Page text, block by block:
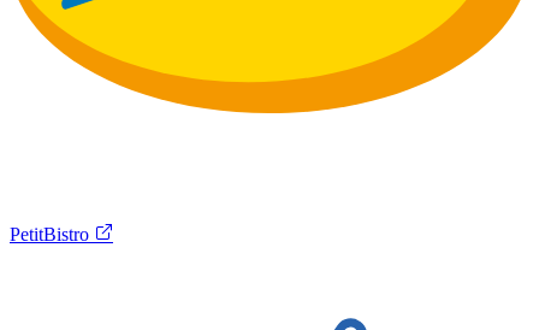
PetitBistro